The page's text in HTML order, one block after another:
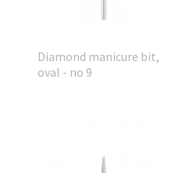
Diamond manicure bit,
oval - no 9